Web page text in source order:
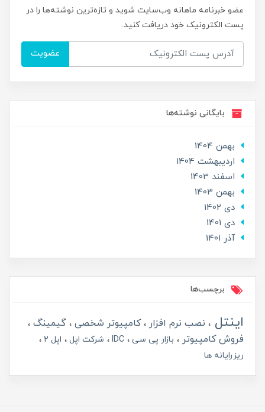
عضو خبرنامه ماهانه وب‌سایت شوید و تازه‌ترین نوشته‌ها را در
پست الکترونیک خود دریافت کنید.
عضویت
بایگانی نوشته‌ها
بهمن 1404
ارديبهشت 1404
اسفند 1403
بهمن 1403
دی 1402
دی 1401
آذر 1401
برچسب‌ها
اینتل نصب نرم افزار کامپیوتر شخصی
گیمینگ
فروش کامپیوتر
بازار پی سی IDC شرکت اپل
اپل 2
ریزرایانه ها